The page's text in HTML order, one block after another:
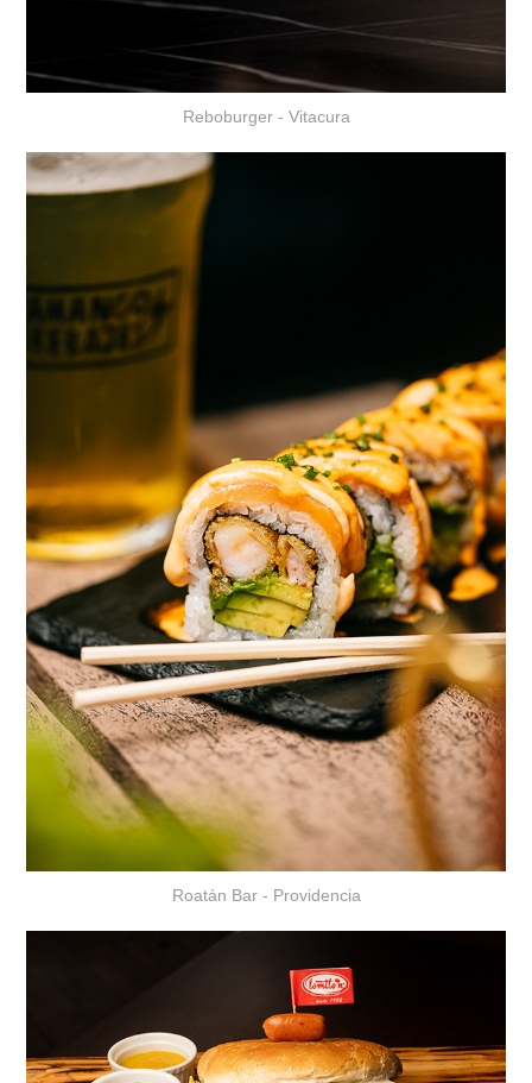
Reboburger - Vitacura
Roatán Bar - Providencia